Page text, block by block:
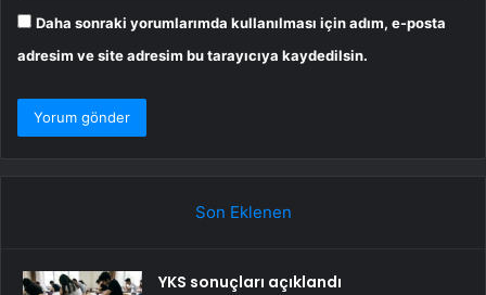
Daha sonraki yorumlarımda kullanılması için adım, e-posta
adresim ve site adresim bu tarayıcıya kaydedilsin.
Son Eklenen
YKS sonuçları açıklandı